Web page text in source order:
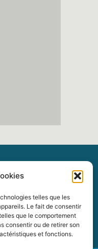
telles que les
Le fait de consentir
que le comportement
consentir ou de retirer son
et fonctions.